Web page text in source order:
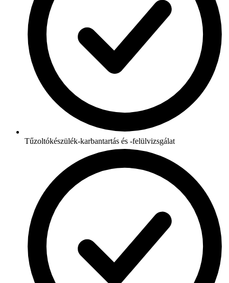
Tűzoltókészülék-karbantartás és -felülvizsgálat